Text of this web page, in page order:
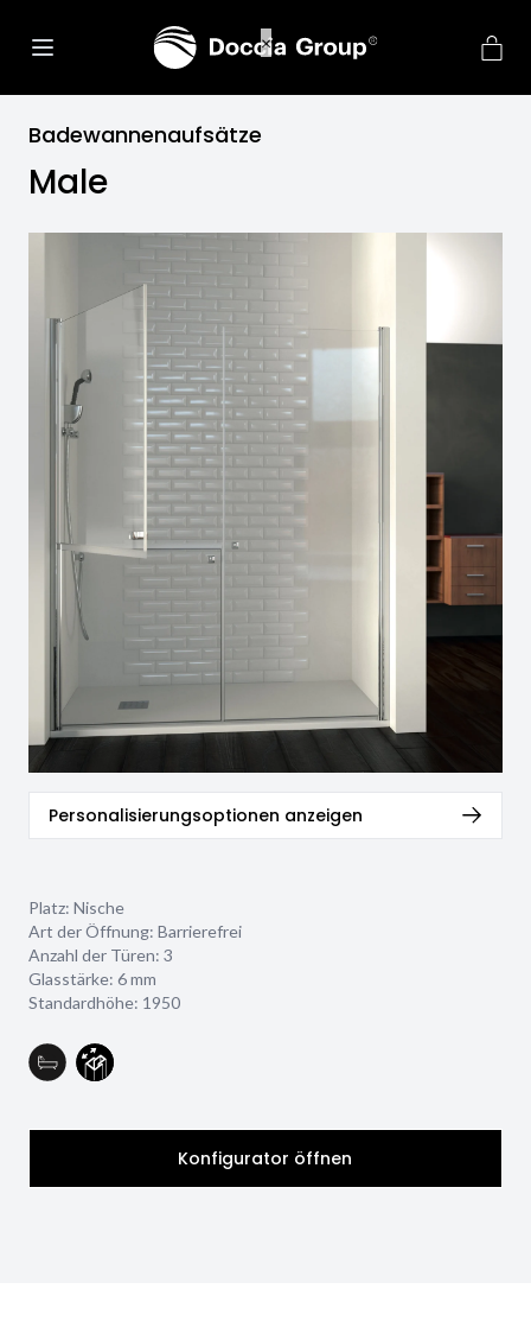
Badewannenaufsätze
Male
Personalisierungsoptionen anzeigen
Platz: Nische
Art der Öffnung: Barrierefrei
Anzahl der Türen: 3
Glasstärke: 6 mm
Standardhöhe: 1950
Konfigurator öffnen